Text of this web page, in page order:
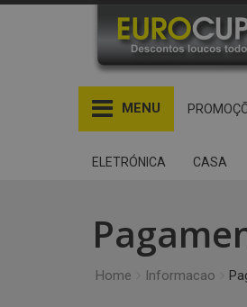
MENU
ELETRÓNICA CASA
Home Informacao